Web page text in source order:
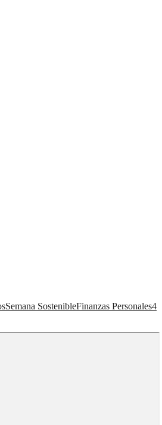
Semana SostenibleFinanzas Personales4